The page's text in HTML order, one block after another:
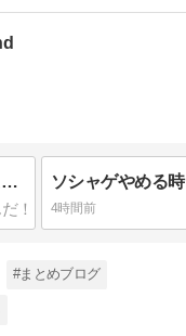
「若いうちは本をたくさん読め」←これって ソシャゲやめる
4時間前
#まとめブログ